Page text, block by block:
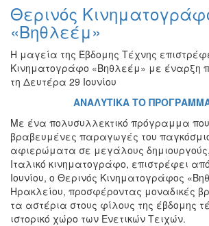
ΠΟΛΙΤΙΣΜΟΣ
ΑΝΘΕΚΤΙΚΗ
ΠΟΛΗ
Θερινός
«Βηθλεέμ»
Η μαγεία της Έβδομης Τέχνης
Κινηματογράφο «Βηθλεέμ» με έναρξη
τη Δευτέρα 29 Ιουνίου
ΑΝΑΛΥΤΙΚΑ ΤΟ
Με ένα πολυσυλλεκτικό πρόγραμμα
βραβευμένες παραγωγές του
αφιερώματα σε μεγάλους δημιουργούς,
Ιταλικό κινηματογράφο, επιστρέφει
Ιουνίου, ο Θερινός Κινηματογράφος
Ηρακλείου, προσφέροντας μοναδικές
τα αστέρια στους φίλους της έβδομης
ιστορικό χώρο των Ενετικών Τειχών.